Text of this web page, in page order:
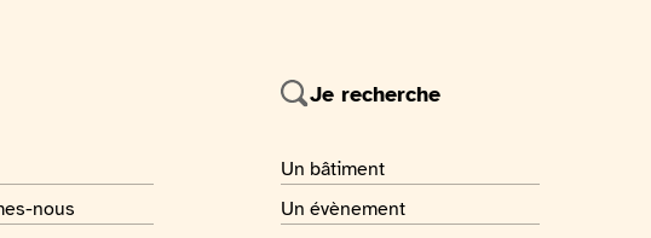
nous
Je recherche
Je recherche
Un bâtiment
Je recherche
Un évènement